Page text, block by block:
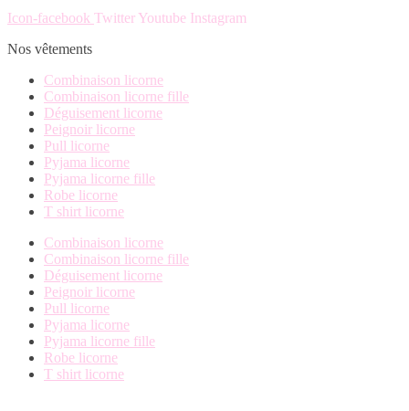
page
être
du
Icon-facebook Twitter Youtube Instagram
Nos vêtements
Combinaison licorne
Combinaison licorne fille
Déguisement licorne
Peignoir licorne
Pull licorne
Pyjama licorne
Pyjama licorne fille
Robe licorne
T shirt licorne
Combinaison licorne
Combinaison licorne fille
Déguisement licorne
Peignoir licorne
Pull licorne
Pyjama licorne
Pyjama licorne fille
Robe licorne
T shirt licorne